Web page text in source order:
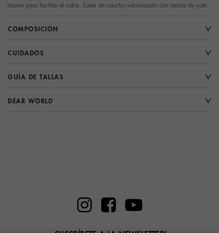
trasero para facilitar el calce. Suela de caucho vulcanizado con trenza de yute.
COMPOSICIÓN
CUIDADOS
GUÍA DE TALLAS
DEAR WORLD